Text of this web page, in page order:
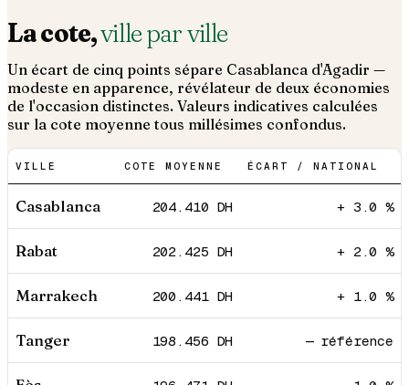
La cote,ville par ville
Un écart de cinq points sépare Casablanca d'Agadir —
modeste en apparence, révélateur de deux économies
de l'occasion distinctes. Valeurs indicatives calculées
sur la cote moyenne tous millésimes confondus.
VILLE COTE MOYENNE ÉCART / NATIONAL
Casablanca 204.410 DH + 3.0 %
Rabat 202.425 DH + 2.0 %
Marrakech 200.441DH + 1.0 %
Tanger 198.456 DH — référence